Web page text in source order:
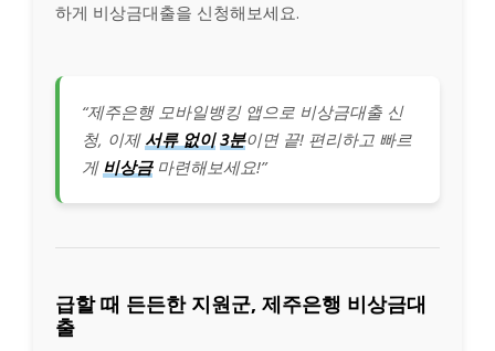
하게 비상금대출을 신청해보세요.
“제주은행 모바일뱅킹 앱으로 비상금대출 신
청, 이제 서류 없이 3분이면 끝! 편리하고 빠르
게 비상금마련해보세요!”
급할 때 든든한 지원군, 제주은행 비상금대
출